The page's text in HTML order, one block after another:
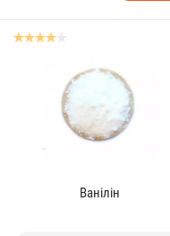
Ванілін